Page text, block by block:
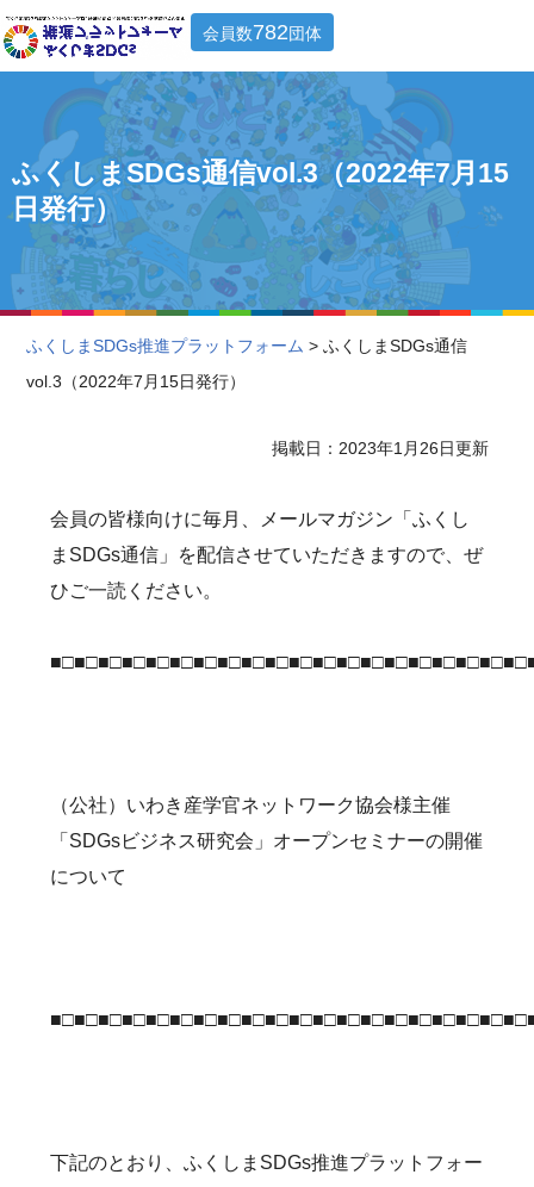
会員数782団体
ふくしまSDGs通信vol.3（2022年7月15
日発行）
ふくしまSDGs推進プラットフォーム > ふくしまSDGs通信
vol.3（2022年7月15日発行）
掲載日：2023年1月26日更新
会員の皆様向けに毎月、メールマガジン「ふくし
まSDGs通信」を配信させていただきますので、ぜ
ひご一読ください。
（公社）いわき産学官ネットワーク協会様主催
「SDGsビジネス研究会」オープンセミナーの開催
について
下記のとおり、ふくしまSDGs推進プラットフォー